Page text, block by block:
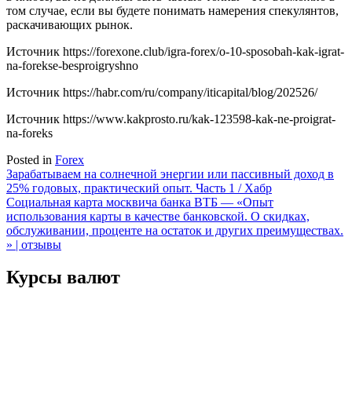
том случае, если вы будете понимать намерения спекулянтов,
раскачивающих рынок.
Источник https://forexone.club/igra-forex/o-10-sposobah-kak-igrat-
na-forekse-besproigryshno
Источник https://habr.com/ru/company/iticapital/blog/202526/
Источник https://www.kakprosto.ru/kak-123598-kak-ne-proigrat-
na-foreks
Posted in Forex
Навигация
по
записям
Зарабатываем на солнечной энергии или пассивный доход в
25% годовых, практический опыт. Часть 1 / Хабр
Социальная карта москвича банка ВТБ — «Опыт
использования карты в качестве банковской. О скидках,
обслуживании, проценте на остаток и других преимуществах.
» | отзывы
Курсы валют